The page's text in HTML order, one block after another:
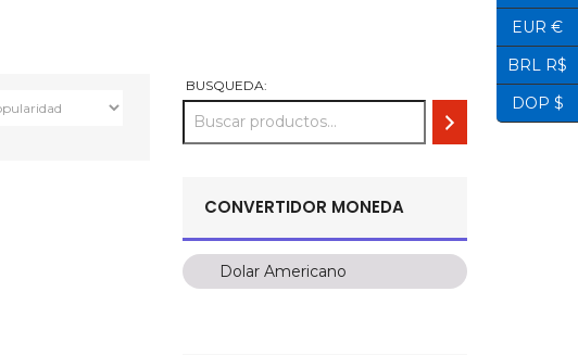
BUSQUEDA:
CONVERTIDOR MONEDA
Dolar Americano
Dolar Americano
EUR €
BRL R$
DOP $